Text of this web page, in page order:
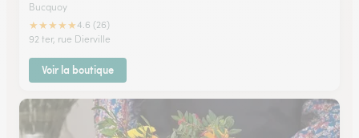
Bucquoy
★★★★★4.6 (26)
92 ter, rue Dierville
Voir la boutique